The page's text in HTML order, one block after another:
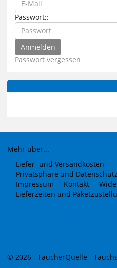
Passwort::
Passwort vergessen
Mehr über...
Liefer- und Versandkosten
Privatsphäre und Datenschutz
Impressum
Kontakt
Lieferzeiten und
© 2026 - TaucherQuelle -